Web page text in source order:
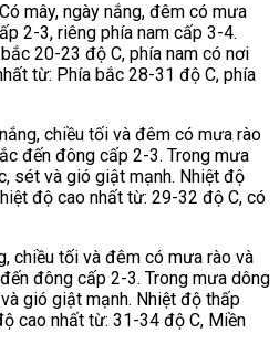
Có mây, ngày nắng, đêm có mưa
2-3, riêng phía nam cấp 3-4.
20-23 độ C, phía nam có nơi
từ: Phía bắc 28-31 độ C, phía
chiều tối và đêm có mưa rào
đến đông cấp 2-3. Trong mưa
sét và gió giật mạnh. Nhiệt độ
độ cao nhất từ: 29-32 độ C, có
chiều tối và đêm có mưa rào và
đông cấp 2-3. Trong mưa dông
gió giật mạnh. Nhiệt độ thấp
cao nhất từ: 31-34 độ C, Miền